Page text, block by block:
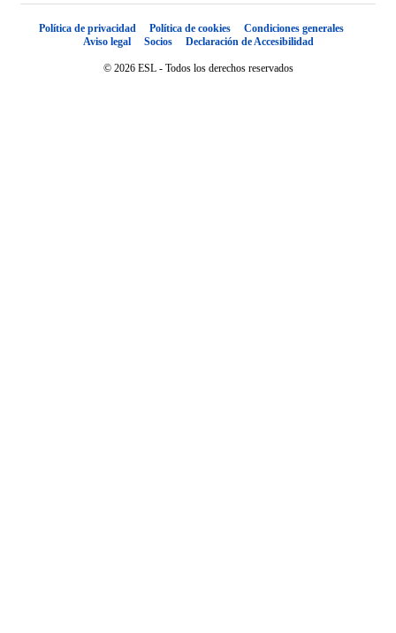
Política de privacidad Política de cookies
Condiciones generales
Aviso legal
Socios Declaración de Accesibilidad
© 2026 ESL - Todos los derechos reservados